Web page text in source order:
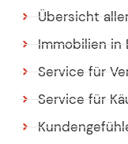
Übersicht
Immobilien in
Service für
Service für